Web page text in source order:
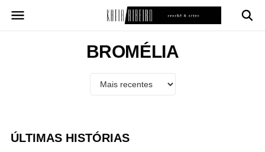
para
BROMÉLIA
ÚLTIMAS HISTÓRIAS